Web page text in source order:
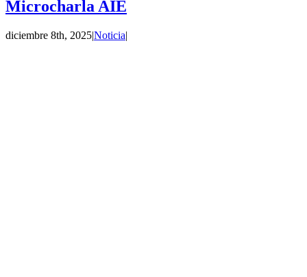
Microcharla AIE
diciembre 8th, 2025|Noticia|